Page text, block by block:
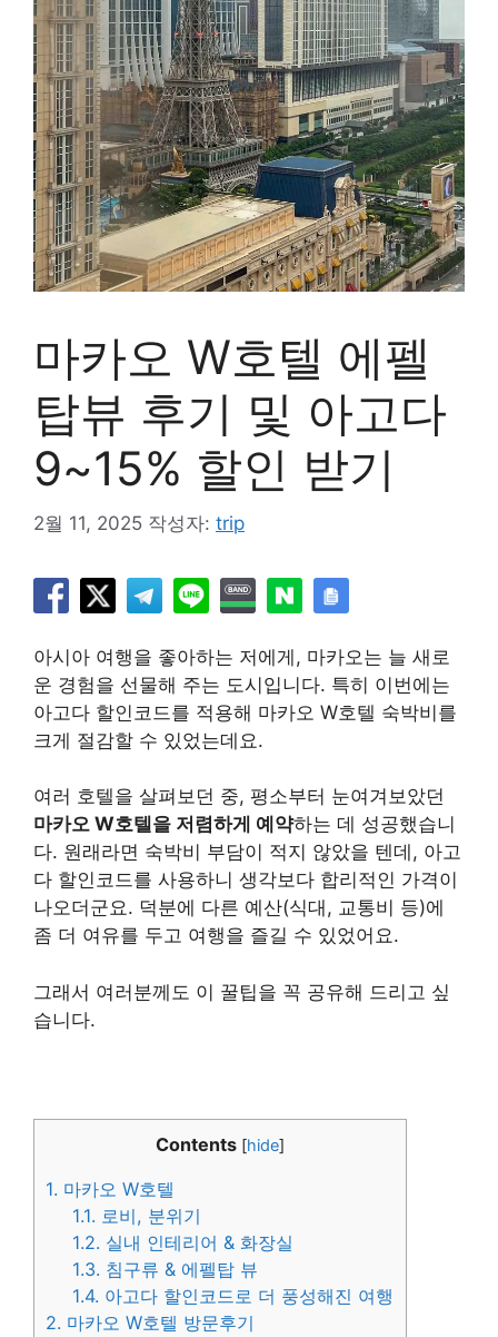
마카오 W호텔 에펠
탑뷰 후기 및 아고다
9~15% 할인 받기
2월 11, 2025 작성자: trip
아시아 여행을 좋아하는 저에게, 마카오는 늘 새로
운 경험을 선물해 주는 도시입니다. 특히 이번에는
아고다 할인코드를 적용해 마카오 W호텔 숙박비를
크게 절감할 수 있었는데요.
여러 호텔을 살펴보던 중, 평소부터 눈여겨보았던
마카오 W호텔을 저렴하게 예약하는 데 성공했습니
다. 원래라면 숙박비 부담이 적지 않았을 텐데, 아고
다 할인코드를 사용하니 생각보다 합리적인 가격이
나오더군요. 덕분에 다른 예산(식대, 교통비 등)에
좀 더 여유를 두고 여행을 즐길 수 있었어요.
그래서 여러분께도 이 꿀팁을 꼭 공유해 드리고 싶
습니다.
Contents [hide]
1. 마카오 W호텔
1.1. 로비, 분위기
1.2. 실내 인테리어 & 화장실
1.3. 침구류 & 에펠탑 뷰
1.4. 아고다 할인코드로 더 풍성해진 여행
2. 마카오 W호텔 방문후기